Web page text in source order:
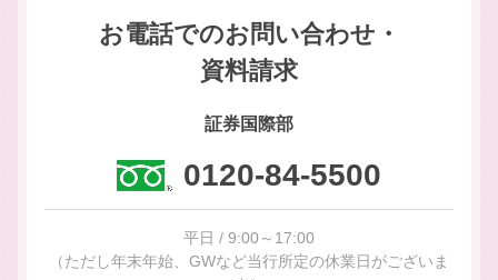
お電話でのお問い合わせ・
資料請求
証券国際部
0120-84-5500
平日 / 9:00～17:00
（ただし年末年始、GWなど当行所定の休業日がございま